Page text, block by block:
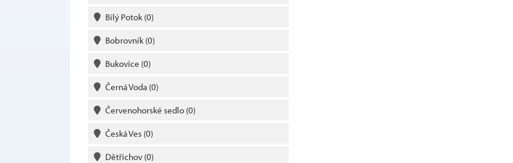
Bílý Potok (0)
Bobrovník (0)
Bukovice (0)
Černá Voda (0)
Červenohorské sedlo (0)
Česká Ves (0)
Dětřichov (0)